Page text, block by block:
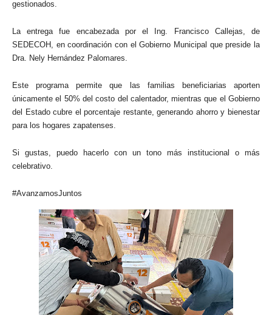
gestionados.
La entrega fue encabezada por el Ing. Francisco Callejas, de
SEDECOH, en coordinación con el Gobierno Municipal que preside la
Dra. Nely Hernández Palomares.
Este programa permite que las familias beneficiarias aporten
únicamente el 50% del costo del calentador, mientras que el Gobierno
del Estado cubre el porcentaje restante, generando ahorro y bienestar
para los hogares zapatenses.
Si gustas, puedo hacerlo con un tono más institucional o más
celebrativo.
#AvanzamosJuntos